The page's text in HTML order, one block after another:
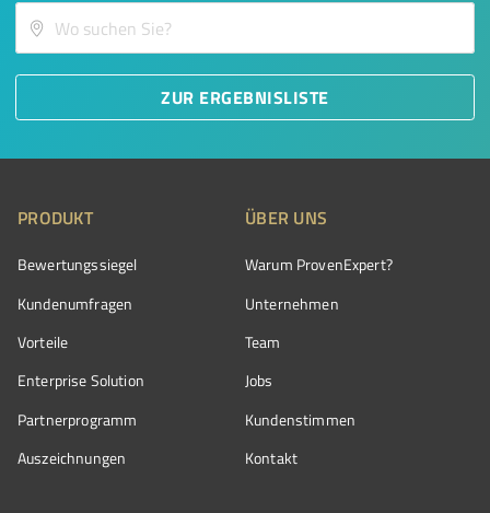
ZUR ERGEBNISLISTE
PRODUKT
Bewertungssiegel
Kundenumfragen
Vorteile
Enterprise Solution
Partnerprogramm
Auszeichnungen
ÜBER UNS
Warum ProvenExpert?
Unternehmen
Team
Jobs
Kundenstimmen
Kontakt